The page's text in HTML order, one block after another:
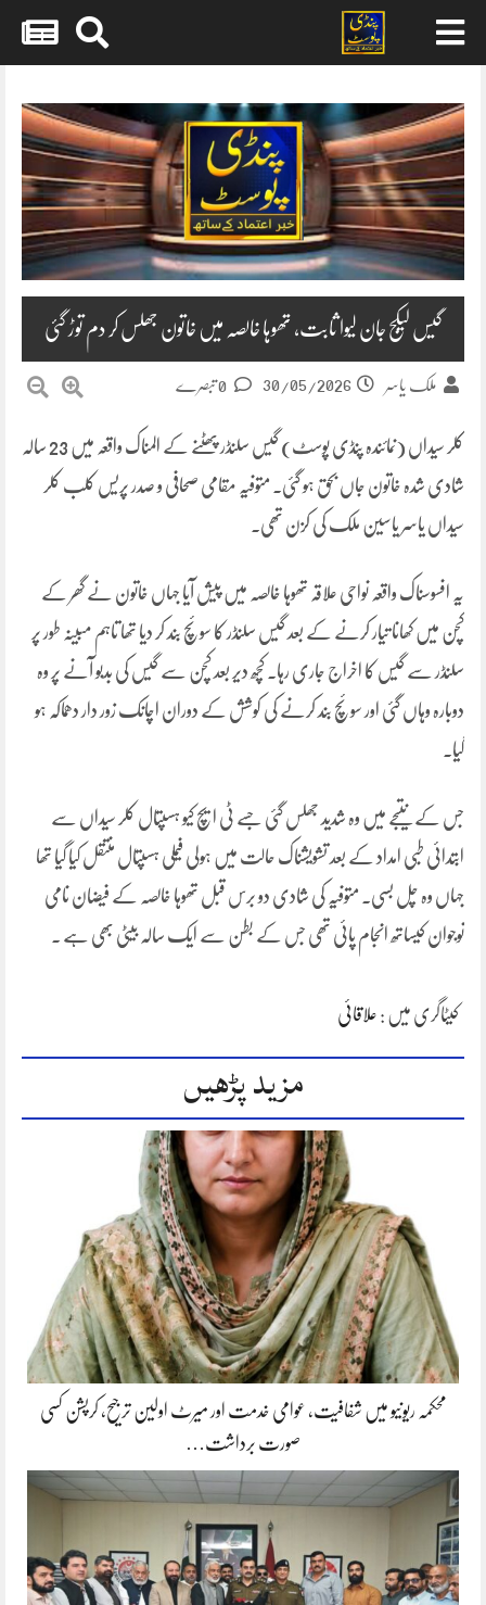
content
گیس لیکج جان لیوا ثابت، تھوہا خالصہ میں خاتون جھلس کر دم توڑ گئی
ملک یاسر 30/05/2026
کلر سیداں (نمائندہ پنڈی پوسٹ) گیس سلنڈر پھٹنے کے المناک واقعہ میں 23 سالہ
شادی شدہ خاتون جاں بحق ہو گئی۔ متوفیہ مقامی صحافی و صدر پریس کلب کلر
سیداں یاسر یاسین ملک کی کزن تھی۔
یہ افسوسناک واقعہ نواحی علاقہ تھوہا خالصہ میں پیش آیا جہاں خاتون نے گھر کے
کچن میں کھانا تیار کرنے کے بعد گیس سلنڈر کا سوئچ بند کر دیا تھا تاہم مبینہ طور پر
سلنڈر سے گیس کا اخراج جاری رہا۔ کچھ دیر بعد کچن سے گیس کی بدبو آنے پر وہ
دوبارہ وہاں گئی اور سوئچ بند کرنے کی کوشش کے دوران اچانک زور دار دھماکہ ہو
گیا۔
جس کے نتیجے میں وہ شدید جھلس گئی جسے ٹی ایچ کیو ہسپتال کلر سیداں سے
ابتدائی طبی امداد کے بعد تشویشناک حالت میں ہولی فیملی ہسپتال منتقل کیا گیا تھا
جہاں وہ چل بسی۔ متوفیہ کی شادی دو برس قبل تھوہا خالصہ کے فیضان نامی
نوجوان کیساتھ انجام پائی تھی جس کے بطن سے ایک سالہ بیٹی بھی ہے ۔
کیٹاگری میں : علاقائی
مزید پڑھیں
محکمہ ریونیو میں شفافیت، عوامی خدمت اور میرٹ اولین ترجیح، کرپشن کسی
صورت برداشت…